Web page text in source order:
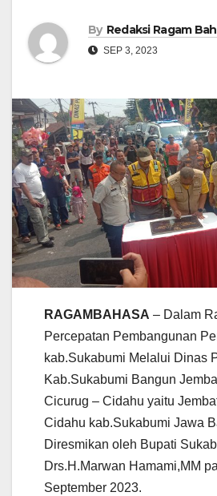
By Redaksi Ragam
SEP 3, 2023
RAGAMBAHASA – Dalam
Percepatan Pembangunan
kab.Sukabumi Melalui Dinas
Kab.Sukabumi Bangun
Cicurug – Cidahu yaitu
Cidahu kab.Sukabumi Jawa
Diresmikan oleh Bupati
Drs.H.Marwan Hamami,MM
September 2023.